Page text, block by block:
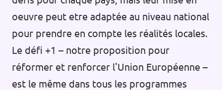
oeuvre peut etre adaptée au niveau national
pour prendre en compte les réalités locales.
Le défi +1 – notre proposition pour
réformer et renforcer l'Union Européenne –
est le même dans tous les programmes